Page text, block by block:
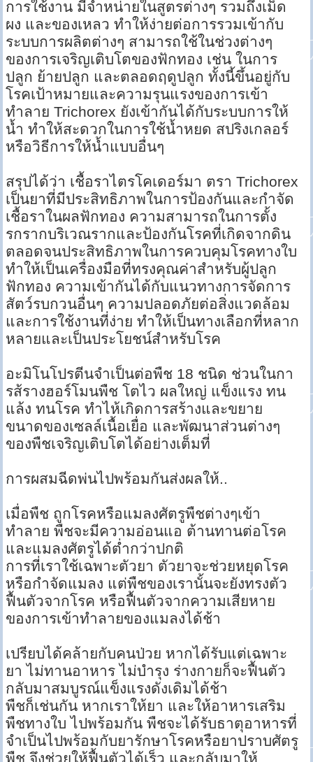
การใช้งาน มีจำหน่ายในสูตรต่างๆ รวมถึงเม็ด
ผง และของเหลว ทำให้ง่ายต่อการรวมเข้ากับ
ระบบการผลิตต่างๆ สามารถใช้ในช่วงต่างๆ
ของการเจริญเติบโตของฟักทอง เช่น ในการ
ปลูก ย้ายปลูก และตลอดฤดูปลูก ทั้งนี้ขึ้นอยู่กับ
โรคเป้าหมายและความรุนแรงของการเข้า
ทำลาย Trichorex ยังเข้ากันได้กับระบบการให้
น้ำ ทำให้สะดวกในการใช้น้ำหยด สปริงเกลอร์
หรือวิธีการให้น้ำแบบอื่นๆ
สรุปได้ว่า เชื้อราไตรโคเดอร์มา ตรา Trichorex
เป็นยาที่มีประสิทธิภาพในการป้องกันและกำจัด
เชื้อราในผลฟักทอง ความสามารถในการตั้ง
รกรากบริเวณรากและป้องกันโรคที่เกิดจากดิน
ตลอดจนประสิทธิภาพในการควบคุมโรคทางใบ
ทำให้เป็นเครื่องมือที่ทรงคุณค่าสำหรับผู้ปลูก
ฟักทอง ความเข้ากันได้กับแนวทางการจัดการ
สัตว์รบกวนอื่นๆ ความปลอดภัยต่อสิ่งแวดล้อม
และการใช้งานที่ง่าย ทำให้เป็นทางเลือกที่หลาก
หลายและเป็นประโยชน์สำหรับโรค
อะมิโนโปรตีนจำเป็นต่อพืช 18 ชนิด ช่วนในกา
รส้รางฮอร์โมนพืช โตไว ผลใหญ่ แข็งแรง ทน
แล้ง ทนโรค ทำไห้เกิดการสร้างและขยาย
ขนาดของเซลล์เนื้อเยื่อ และพัฒนาส่วนต่างๆ
ของพืชเจริญเติบโตได้อย่างเต็มที่
การผสมฉีดพ่นไปพร้อมกันส่งผลให้..
เมื่อพืช ถูกโรคหรือแมลงศัตรูพืชต่างๆเข้า
ทำลาย พืชจะมีความอ่อนแอ ต้านทานต่อโรค
และแมลงศัตรูได้ต่ำกว่าปกติ
การที่เราใช้เฉพาะตัวยา ตัวยาจะช่วยหยุดโรค
หรือกำจัดแมลง แต่พืชของเรานั้นจะยังทรงตัว
ฟื้นตัวจากโรค หรือฟื้นตัวจากความเสียหาย
ของการเข้าทำลายของแมลงได้ช้า
เปรียบได้คล้ายกับคนป่วย หากได้รับแต่เฉพาะ
ยา ไม่ทานอาหาร ไม่บำรุง ร่างกายก็จะฟื้นตัว
กลับมาสมบูรณ์แข็งแรงดังเดิมได้ช้า
พืชก็เช่นกัน หากเราให้ยา และให้อาหารเสริม
พืชทางใบ ไปพร้อมกัน พืชจะได้รับธาตุอาหารที่
จำเป็นไปพร้อมกับยารักษาโรคหรือยาปราบศัตรู
พืช จึงช่วยให้ฟื้นตัวได้เร็ว และกลับมาให้